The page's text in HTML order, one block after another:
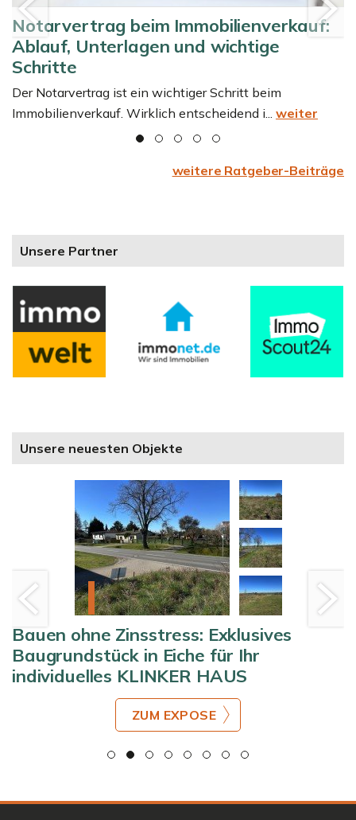
Notarvertrag beim Immobilienverkauf:
Ablauf, Unterlagen und wichtige
Schritte
Der Notarvertrag ist ein wichtiger Schritt beim
Immobilienverkauf. Wirklich entscheidend i... weiter
weitere Ratgeber-Beiträge
Unsere Partner
Unsere neuesten Objekte
Bauen ohne Zinsstress: Exklusives
Baugrundstück in Eiche für Ihr
individuelles KLINKER HAUS
ZUM EXPOSE